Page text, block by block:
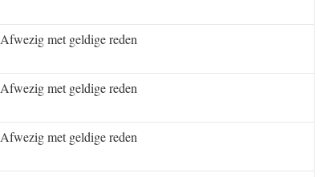
Afwezig met geldige reden
Afwezig met geldige reden
Afwezig met geldige reden